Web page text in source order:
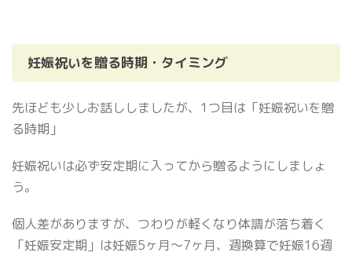
妊娠祝いを贈る時期・タイミング
先ほども少しお話ししましたが、1つ目は「妊娠祝いを贈
る時期」
妊娠祝いは必ず安定期に入ってから贈るようにしましょ
う。
個人差がありますが、つわりが軽くなり体調が落ち着く
「妊娠安定期」は妊娠5ヶ月〜7ヶ月、週換算で妊娠16週